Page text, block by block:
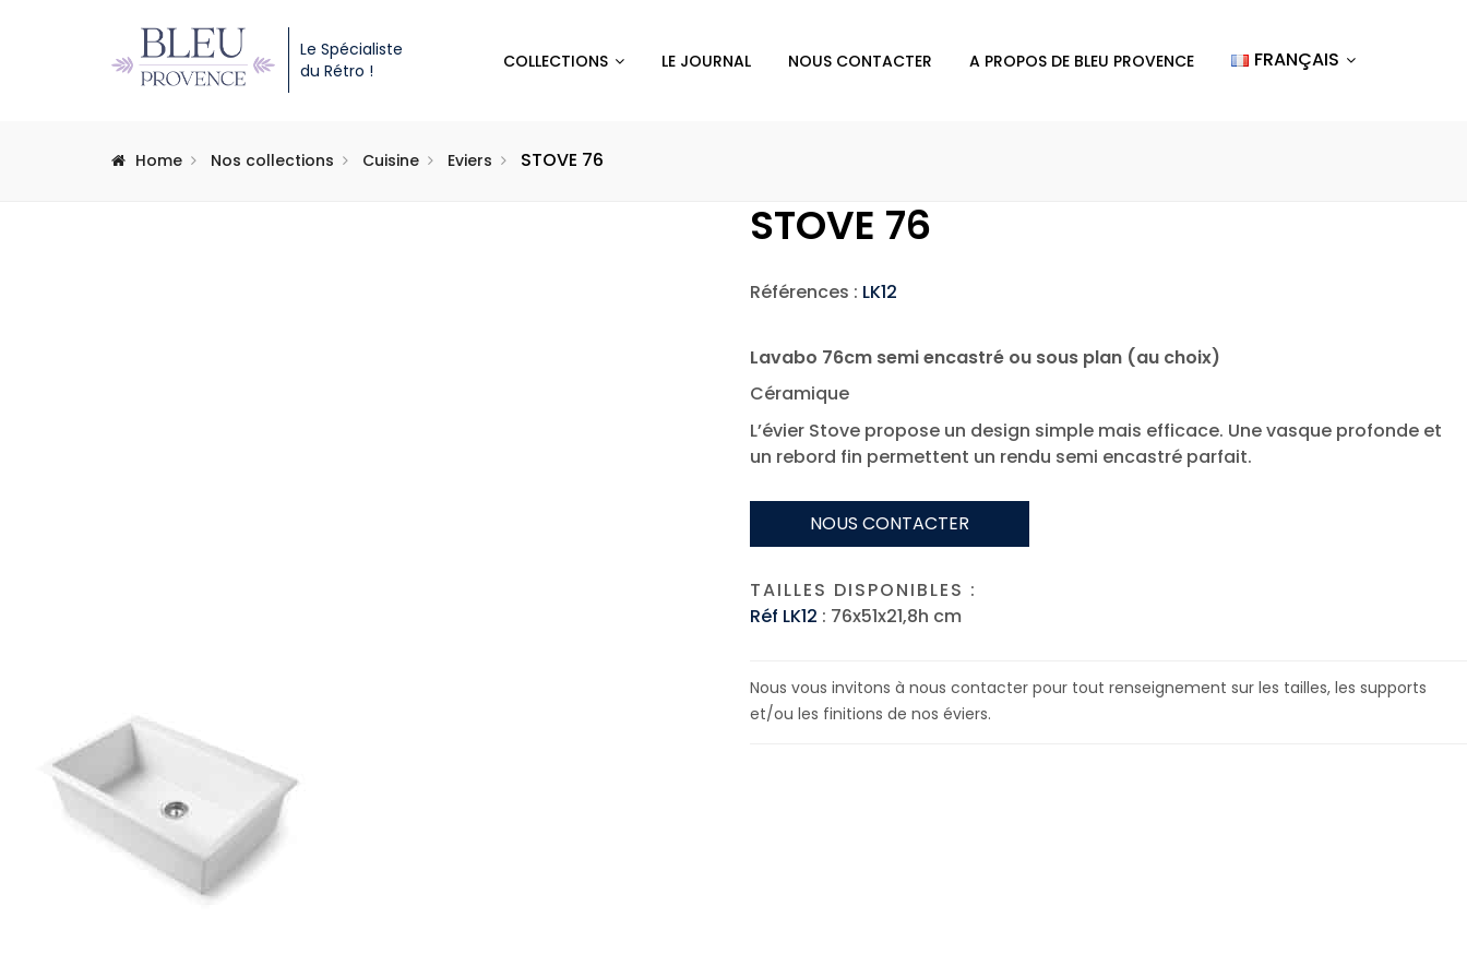
Le Spécialiste
du Rétro !
COLLECTIONS LE JOURNAL NOUS CONTACTER A PROPOS DE BLEU PROVENCE FRANÇAIS
Home Nos collections Cuisine Eviers STOVE 76
STOVE 76
Références : LK12
Lavabo 76cm semi encastré ou sous plan (au choix)
Céramique
L’évier Stove propose un design simple mais efficace. Une vasque profonde et
un rebord fin permettent un rendu semi encastré parfait.
NOUS CONTACTER
TAILLES DISPONIBLES :
Réf LK12 : 76x51x21,8h cm
Nous vous invitons à nous contacter pour tout renseignement sur les tailles, les supports
et/ou les finitions de nos éviers.